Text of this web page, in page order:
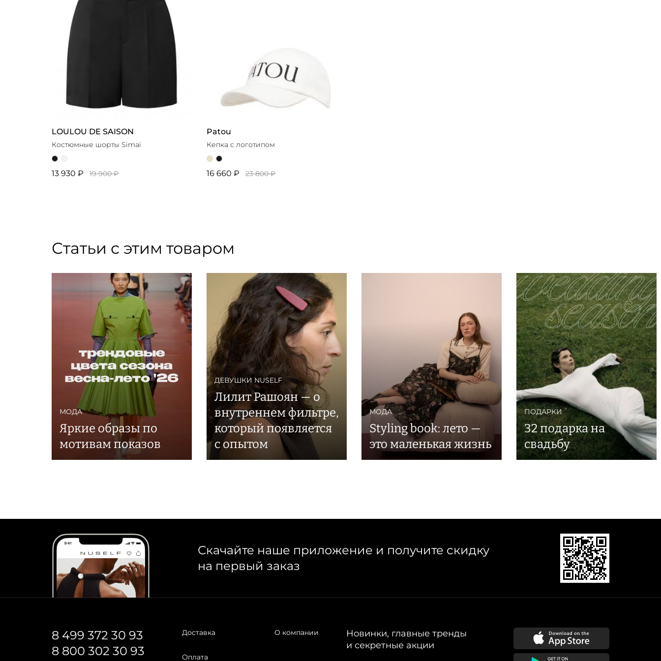
LOULOU DE SAISON
Костюмные шорты Simai
13 930 ₽ 19 900 ₽
Patou
Кепка с логотипом
16 660 ₽ 23 800 ₽
Статьи с этим товаром
МОДА
Яркие образы по
мотивам показов
ДЕВУШКИ NUSELF
Лилит Рашоян — о
внутреннем фильтре,
который появляется
с опытом
МОДА
Styling book: лето —
это маленькая жизнь
ПОДАРКИ
32 подарка на
свадьбу
Скачайте наше приложение и получите скидку
на первый заказ
8 499 372 30 93
8 800 302 30 93
Доставка
Оплата
О компании
Новинки, главные тренды
и секретные акции